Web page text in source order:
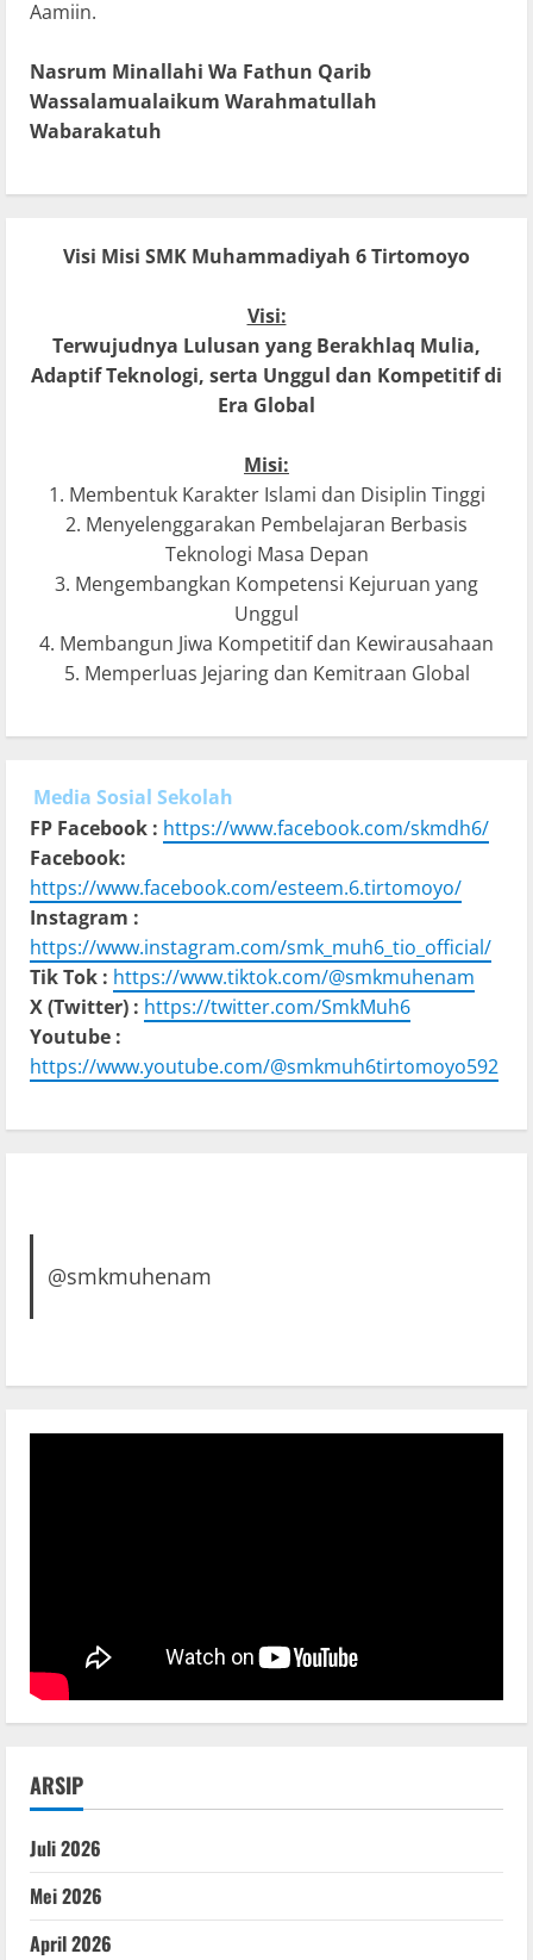
Aamiin.
Nasrum Minallahi Wa Fathun Qarib
Wassalamualaikum Warahmatullah
Wabarakatuh
Visi Misi SMK Muhammadiyah 6 Tirtomoyo
Visi:
Terwujudnya Lulusan yang Berakhlaq Mulia,
Adaptif Teknologi, serta Unggul dan Kompetitif di
Era Global
Misi:
1. Membentuk Karakter Islami dan Disiplin Tinggi
2. Menyelenggarakan Pembelajaran Berbasis
Teknologi Masa Depan
3. Mengembangkan Kompetensi Kejuruan yang
Unggul
4. Membangun Jiwa Kompetitif dan Kewirausahaan
5. Memperluas Jejaring dan Kemitraan Global
Media Sosial Sekolah
FP Facebook : https://www.facebook.com/skmdh6/
Facebook:
https://www.facebook.com/esteem.6.tirtomoyo/
Instagram :
https://www.instagram.com/smk_muh6_tio_official/
Tik Tok : https://www.tiktok.com/@smkmuhenam
X (Twitter) : https://twitter.com/SmkMuh6
Youtube :
https://www.youtube.com/@smkmuh6tirtomoyo592
@smkmuhenam
ARSIP
Juli 2026
Mei 2026
April 2026